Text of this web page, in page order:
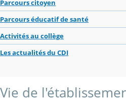
Parcours citoyen
Parcours éducatif de santé
Activités au collège
Les actualités du CDI
Vie de